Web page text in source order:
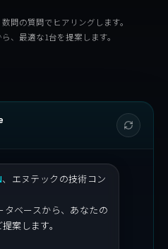
問の質問でヒアリングします。
、最適な1台を提案します。
、エヌテックの技術コン
ベースから、あなたの
案します。